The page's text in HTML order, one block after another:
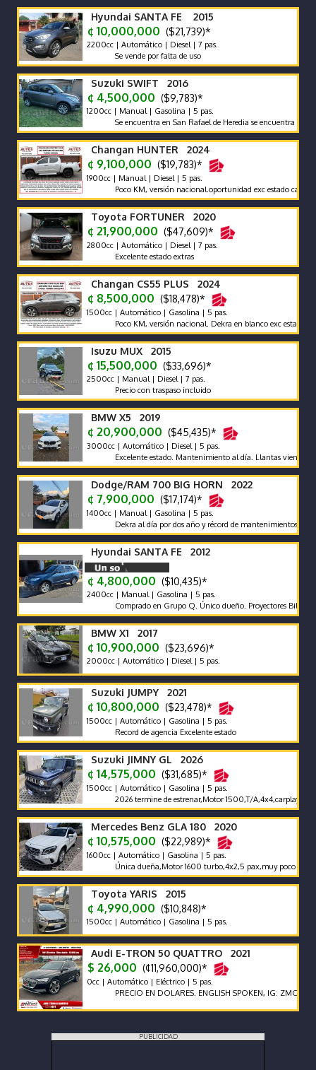
Hyundai SANTA FE 2015
¢ 10,000,000 ($21,739)*
2200cc | Automático | Diesel | 7 pas.
Se vende por falta de uso
Suzuki SWIFT 2016
¢ 4,500,000 ($9,783)*
1200cc | Manual | Gasolina | 5 pas.
Se encuentra en San Rafael de Heredia se encuentra en
Changan HUNTER 2024
¢ 9,100,000 ($19,783)*
1900cc | Manual | Diesel | 5 pas.
Poco KM, versión nacional.oportunidad exc estado carrocería
Toyota FORTUNER 2020
¢ 21,900,000 ($47,609)*
2800cc | Automático | Diesel | 7 pas.
Excelente estado extras
Changan CS55 PLUS 2024
¢ 8,500,000 ($18,478)*
1500cc | Automático | Gasolina | 5 pas.
Poco KM, versión nacional. Dekra en blanco exc estado
Isuzu MUX 2015
¢ 15,500,000 ($33,696)*
2500cc | Manual | Diesel | 7 pas.
Precio con traspaso incluido
BMW X5 2019
¢ 20,900,000 ($45,435)*
3000cc | Automático | Diesel | 5 pas.
Excelente estado. Mantenimiento al día. Llantas vientiuno
Dodge/RAM 700 BIG HORN 2022
¢ 7,900,000 ($17,174)*
1400cc | Manual | Gasolina | 5 pas.
Dekra al día por dos año y récord de mantenimientos de agencia
Hyundai SANTA FE 2012
¢ 4,800,000 ($10,435)*
2400cc | Manual | Gasolina | 5 pas.
Comprado en Grupo Q. Único dueño. Proyectores Biled.
BMW X1 2017
¢ 10,900,000 ($23,696)*
2000cc | Automático | Diesel | 5 pas.
Suzuki JUMPY 2021
¢ 10,800,000 ($23,478)*
1500cc | Automático | Gasolina | 5 pas.
Record de agencia Excelente estado
Suzuki JIMNY GL 2026
¢ 14,575,000 ($31,685)*
1500cc | Automático | Gasolina | 5 pas.
2026 termine de estrenar,Motor 1500,T/A,4x4,carplay,alfombras
Mercedes Benz GLA 180 2020
¢ 10,575,000 ($22,989)*
1600cc | Automático | Gasolina | 5 pas.
Única dueña,Motor 1600 turbo,4x2,5 pax,muy poco km 65000
Toyota YARIS 2015
¢ 4,990,000 ($10,848)*
1500cc | Automático | Gasolina | 5 pas.
Audi E-TRON 50 QUATTRO 2021
$ 26,000 (¢11,960,000)*
0cc | Automático | Eléctrico | 5 pas.
PRECIO EN DOLARES. ENGLISH SPOKEN, IG: ZMOTORSCR
PUBLICIDAD